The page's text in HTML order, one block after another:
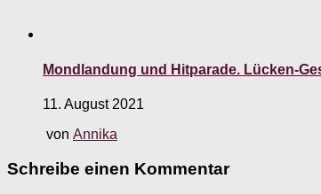
Mondlandung und Hitparade. Lücken-
11. August 2021
von Annika
Schreibe einen Kommentar